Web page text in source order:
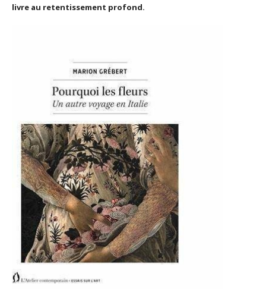
livre au retentissement profond.